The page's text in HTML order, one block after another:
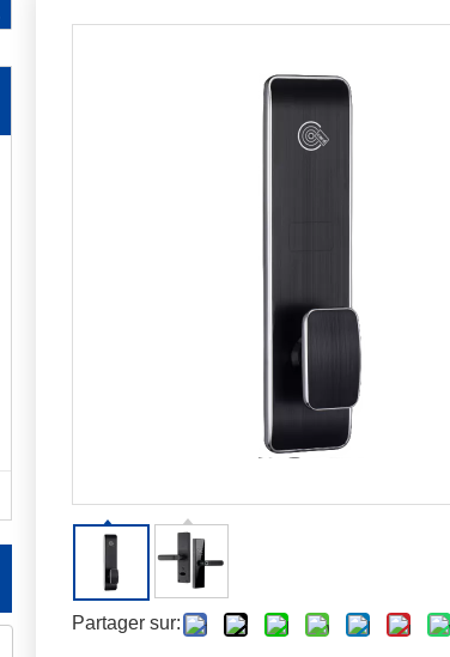
serrures sont conçues pour un usage
maximale et une facilité d'utilisation.
Contactez-nous dès aujourd'hui !
Partager sur: